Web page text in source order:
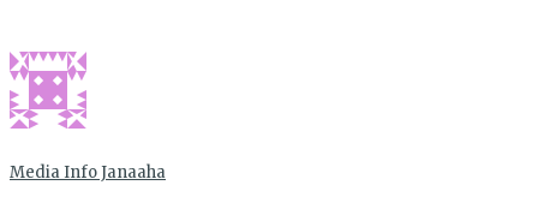
Media Info Janaaha